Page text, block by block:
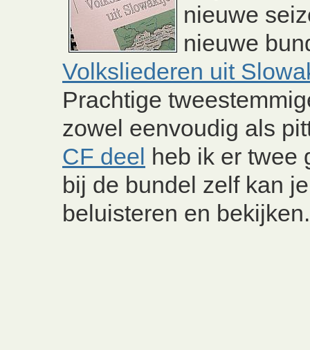
nieuwe
nieuwe
Volksliederen uit
Prachtige
zowel eenvoudig als
CF deel heb ik er twee
bij de bundel zelf kan
beluisteren en bekijken.